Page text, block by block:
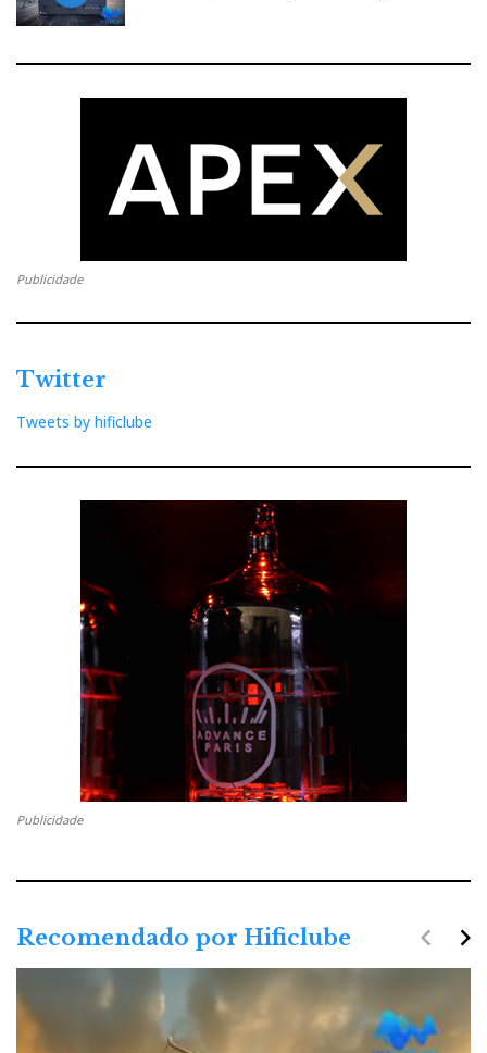
Publicidade
Twitter
Tweets by hificlube
Publicidade
Recomendado por Hificlube navigate_next
navigate_before